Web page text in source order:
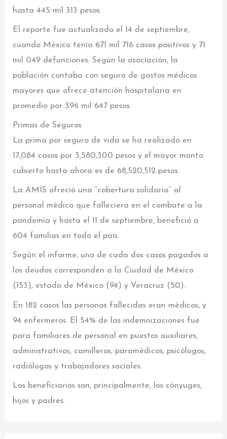
hasta 445 mil 313 pesos.
El reporte fue actualizado el 14 de septiembre,
cuando México tenía 671 mil 716 casos positivos y 71
mil 049 defunciones. Según la asociación, la
población contaba con seguro de gastos médicos
mayores que ofrece atención hospitalaria en
promedio por 396 mil 647 pesos.
Primas de Seguros
La prima por seguro de vida se ha realizado en
17,084 casos por 3,580,300 pesos y el mayor monto
cubierto hasta ahora es de 68,520,512 pesos.
La AMIS ofreció una “cobertura solidaria” al
personal médico que falleciera en el combate a la
pandemia y hasta el 11 de septiembre, benefició a
604 familias en todo el país.
Según el informe, uno de cada dos casos pagados a
los deudos corresponden a la Ciudad de México
(153), estado de México (94) y Veracruz (50).
En 182 casos las personas fallecidas eran médicos, y
94 enfermeros. El 54% de las indemnizaciones fue
para familiares de personal en puestos auxiliares,
administrativos, camilleros, paramédicos, psicólogos,
radiólogos y trabajadores sociales.
Los beneficiarios son, principalmente, los cónyuges,
hijos y padres.